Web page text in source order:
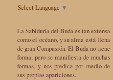
Select Language ▼
La Sabiduría del Buda es tan extensa
como el océano, y su alma está llena
de gran Compasión. El Buda no tiene
forma, pero se manifiesta de muchas
formas, y nos predica por medio de
sus propias apariciones.